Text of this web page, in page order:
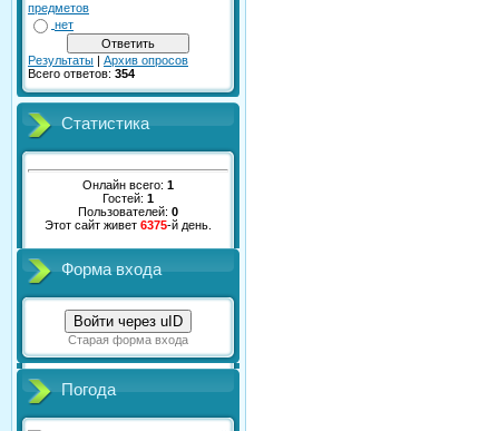
предметов
нет
Результаты | Архив опросов
Всего ответов: 354
Статистика
Онлайн всего: 1
Гостей: 1
Пользователей: 0
Этот сайт живет 6375-й день.
Форма входа
Войти через uID
Старая форма входа
Погода